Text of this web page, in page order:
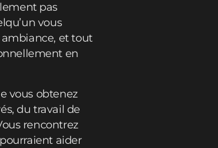
pas
vous
ambiance, et tout
en
vous obtenez
du travail de
rencontrez
aider